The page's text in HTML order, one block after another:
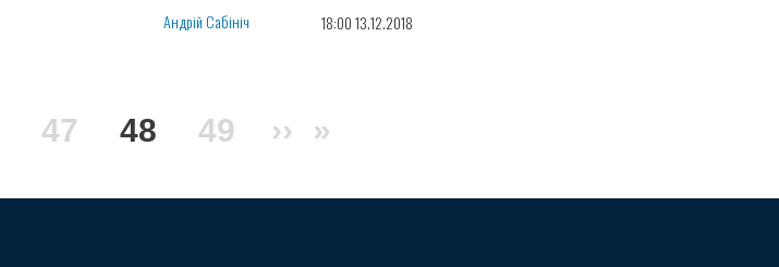
Андрій Сабініч 18:00 13.12.2018
Сторінка
47
Поточна
48 Сторінка
49
Наступна
››
Остання
»